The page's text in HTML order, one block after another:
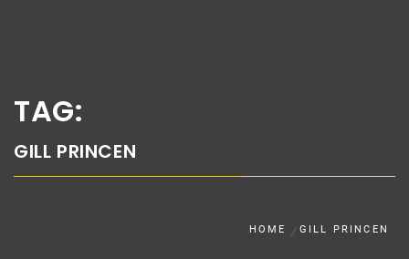
TAG:
GILL PRINCEN
HOME GILL PRINCEN